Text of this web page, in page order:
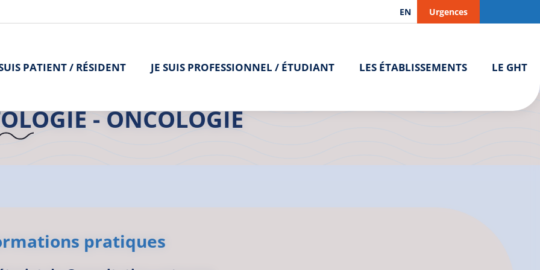
EN Urgences
PATIENT / RÉSIDENT JE SUIS PROFESSIONNEL / ÉTUDIANT LES ÉTABLISSEMENTS LE GHT
L'offre de soins> Hématologie – Oncologie >Hématologie – Oncologie | Paimpol
- ONCOLOGIE
pratiques